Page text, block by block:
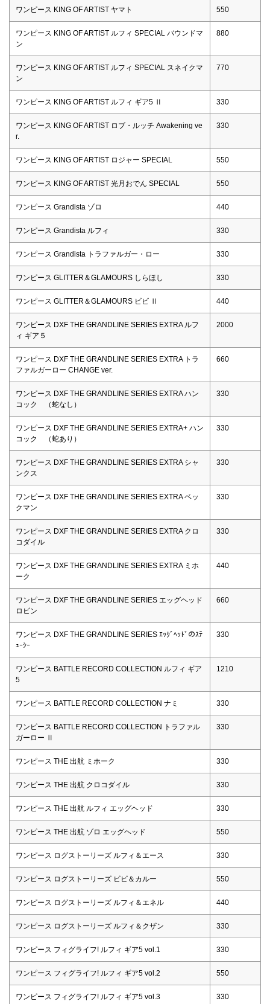
ワンピース KING OF ARTIST ヤマト 550
ワンピース KING OF ARTIST ルフィ SPECIAL バウンドマ
ン
880
ワンピース KING OF ARTIST ルフィ SPECIAL スネイクマ
ン
770
ワンピース KING OF ARTIST ルフィ ギア5 Ⅱ 330
ワンピース KING OF ARTIST ロブ・ルッチ Awakening ve
r.
330
ワンピース KING OF ARTIST ロジャー SPECIAL 550
ワンピース KING OF ARTIST 光月おでん SPECIAL 550
ワンピース Grandista ゾロ 440
ワンピース Grandista ルフィ 330
ワンピース Grandista トラファルガー・ロー 330
ワンピース GLITTER＆GLAMOURS しらほし 330
ワンピース GLITTER＆GLAMOURS ビビ Ⅱ 440
ワンピース DXF THE GRANDLINE SERIES EXTRA ルフ
ィ ギア５
2000
ワンピース DXF THE GRANDLINE SERIES EXTRA トラ
ファルガーロー CHANGE ver.
660
ワンピース DXF THE GRANDLINE SERIES EXTRA ハン
コック （蛇なし）
330
ワンピース DXF THE GRANDLINE SERIES EXTRA+ ハン
コック （蛇あり）
330
ワンピース DXF THE GRANDLINE SERIES EXTRA シャ
ンクス
330
ワンピース DXF THE GRANDLINE SERIES EXTRA ベッ
クマン
330
ワンピース DXF THE GRANDLINE SERIES EXTRA クロ
コダイル
330
ワンピース DXF THE GRANDLINE SERIES EXTRA ミホ
ーク
440
ワンピース DXF THE GRANDLINE SERIES エッグヘッド
ロビン
660
ワンピース DXF THE GRANDLINE SERIES ｴｯｸﾞﾍｯﾄﾞのｽﾃ
ｭｰｼｰ
330
ワンピース BATTLE RECORD COLLECTION ルフィ ギア
5
1210
ワンピース BATTLE RECORD COLLECTION ナミ 330
ワンピース BATTLE RECORD COLLECTION トラファル
ガーロー Ⅱ
330
ワンピース THE 出航 ミホーク 330
ワンピース THE 出航 クロコダイル 330
ワンピース THE 出航 ルフィ エッグヘッド 330
ワンピース THE 出航 ゾロ エッグヘッド 550
ワンピース ログストーリーズ ルフィ＆エース 330
ワンピース ログストーリーズ ビビ＆カルー 550
ワンピース ログストーリーズ ルフィ＆エネル 440
ワンピース ログストーリーズ ルフィ＆クザン 330
ワンピース フィグライフ! ルフィ ギア5 vol.1 330
ワンピース フィグライフ! ルフィ ギア5 vol.2 550
ワンピース フィグライフ! ルフィ ギア5 vol.3 330